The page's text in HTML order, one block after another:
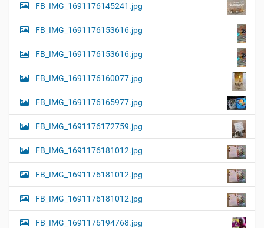
FB_IMG_1691176145241.jpg
FB_IMG_1691176153616.jpg
FB_IMG_1691176153616.jpg
FB_IMG_1691176160077.jpg
FB_IMG_1691176165977.jpg
FB_IMG_1691176172759.jpg
FB_IMG_1691176181012.jpg
FB_IMG_1691176181012.jpg
FB_IMG_1691176181012.jpg
FB_IMG_1691176194768.jpg